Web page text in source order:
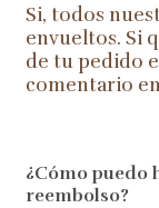
Si, todos
envueltos. Si
de tu pedido
comentario
¿Cómo puedo
reembolso?